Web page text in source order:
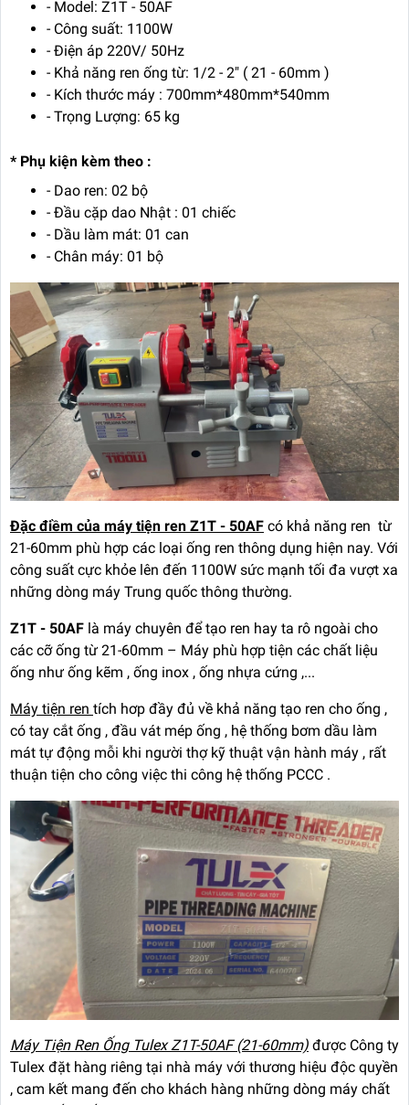
- Model: Z1T - 50AF
- Công suất: 1100W
- Điện áp 220V/ 50Hz
- Khả năng ren ống từ: 1/2 - 2" ( 21 - 60mm )
- Kích thước máy : 700mm*480mm*540mm
- Trọng Lượng: 65 kg
* Phụ kiện kèm theo :
- Dao ren: 02 bộ
- Đầu cặp dao Nhật : 01 chiếc
- Dầu làm mát: 01 can
- Chân máy: 01 bộ
Đặc điềm của máy tiện ren Z1T - 50AF có khả năng ren từ
21-60mm phù hợp các loại ống ren thông dụng hiện nay. Với
công suất cực khỏe lên đến 1100W sức mạnh tối đa vượt xa
những dòng máy Trung quốc thông thường.
Z1T - 50AF là máy chuyên để tạo ren hay ta rô ngoài cho
các cỡ ống từ 21-60mm – Máy phù hợp tiện các chất liệu
ống như ống kẽm , ống inox , ống nhựa cứng ,...
Máy tiện ren tích hơp đầy đủ về khả năng tạo ren cho ống ,
có tay cắt ống , đầu vát mép ống , hệ thống bơm dầu làm
mát tự động mỗi khi người thợ kỹ thuật vận hành máy , rất
thuận tiện cho công việc thi công hệ thống PCCC .
Máy Tiện Ren Ống Tulex Z1T-50AF (21-60mm) được Công ty
Tulex đặt hàng riêng tại nhà máy với thương hiệu độc quyền
, cam kết mang đến cho khách hàng những dòng máy chất